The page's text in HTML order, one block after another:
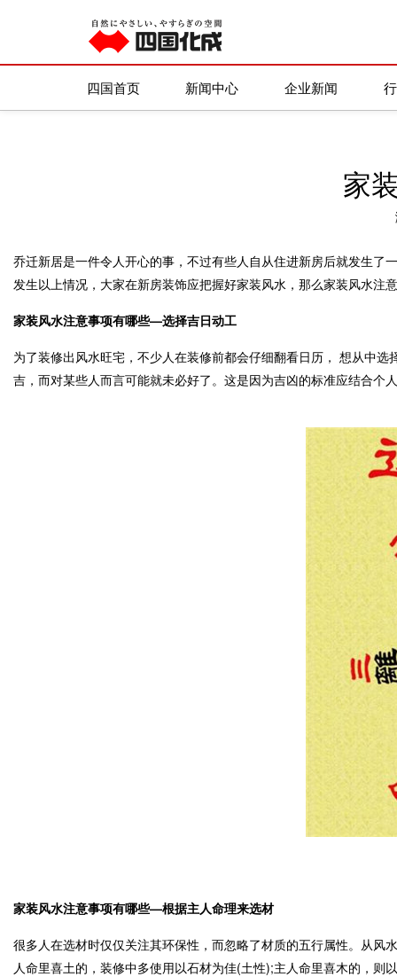
四国首页 新闻中心 企业新闻
家
乔迁新居是一件令人开心的事，不过有些人自从住进新房后就发生
发生以上情况，大家在新房装饰应把握好家装风水，那么家装风水注
家装风水注意事项有哪些—选择吉日动工
为了装修出风水旺宅，不少人在装修前都会仔细翻看日历， 想从中
吉，而对某些人而言可能就未必好了。这是因为吉凶的标准应结合
家装风水注意事项有哪些—根据主人命理来选材
很多人在选材时仅仅关注其环保性，而忽略了材质的五行属性。从
人命里喜土的，装修中多使用以石材为佳(土性);主人命里喜木的，